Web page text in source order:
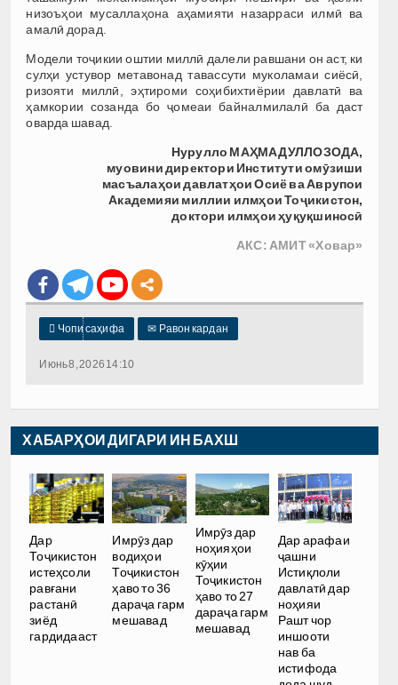
низоъҳои мусаллаҳона аҳамияти назарраси илмӣ ва
амалӣ дорад.
Модели тоҷикии оштии миллӣ далели равшани он аст, ки
сулҳи устувор метавонад тавассути муколамаи сиёсӣ,
ризояти миллӣ, эҳтироми соҳибихтиёрии давлатӣ ва
ҳамкории созанда бо ҷомеаи байналмилалӣ ба даст
оварда шавад.
Нурулло МАҲМАДУЛЛОЗОДА,
муовини директори Институти омӯзиши
масъалаҳоидавлатҳои Осиё ва Аврупои
Академияи миллии илмҳои Тоҷикистон,
доктори илмҳои ҳуқуқшиносӣ
АКС: АМИТ «Ховар»
 Чопи саҳифа ✉ Равон кардан
Июнь 8, 2026 14:10
ХАБАРҲОИ ДИГАРИ ИН БАХШ
Дар
Тоҷикистон
истеҳсоли
равғани
растанӣ
зиёд
гардидааст
Имрӯз дар
водиҳои
Тоҷикистон
ҳаво то 36
дараҷа гарм
мешавад
Имрӯз дар
ноҳияҳои
кӯҳии
Тоҷикистон
ҳаво то 27
дараҷа гарм
мешавад
Дар арафаи
ҷашни
Истиқлоли
давлатӣ дар
ноҳияи
Рашт чор
иншооти
нав ба
истифода